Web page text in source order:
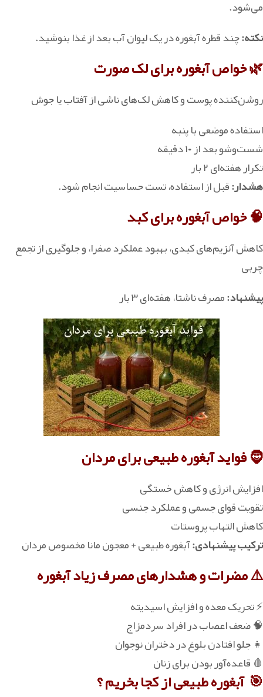
می‌شود.
نکته:چند قطره آبغوره در یک لیوان آب بعد از غذا بنوشید.
🌿 خواص آبغوره برای لک صورت
روشن‌کننده پوست و کاهش لک‌های ناشی از آفتاب یا جوش
‏استفاده موضعی با پنبه
شست‌وشو بعد از ۱۰ دقیقه
تکرار هفته‌ای ۲ بار
هشدار:قبل از استفاده، تست حساسیت انجام شود.
🧠 خواص آبغوره برای کبد
کاهش آنزیم‌های کبدی، بهبود عملکرد صفرا، و جلوگیری از تجمع
چربی
پیشنهاد:مصرف ناشتا، هفته‌ای ۳ بار
🧔 فواید آبغوره طبیعی برای مردان
افزایش انرژی و کاهش خستگی
تقویت قوای جسمی و عملکرد جنسی
کاهش التهاب پروستات
ترکیب پیشنهادی:آبغوره طبیعی + معجون مانا مخصوص مردان
⚠️ مضرات و هشدارهای مصرف زیاد آبغوره
⚡ تحریک معده و افزایش اسیدیته
🧠 ضعف اعصاب در افراد سردمزاج
👧 جلو افتادن بلوغ در دختران نوجوان
🩸 قاعده‌آور بودن برای زنان
🎯 آبغوره طبیعی از کجا بخریم ؟